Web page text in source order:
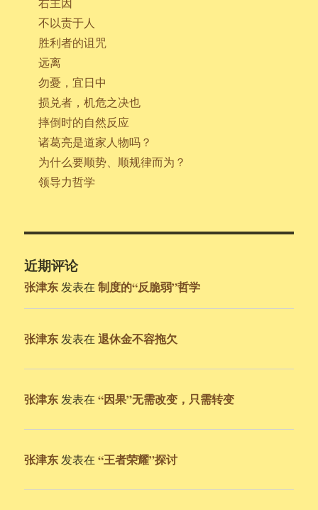
不以责于人
胜利者的诅咒
远离
勿憂，宜日中
损兑者，机危之决也
摔倒时的自然反应
诸葛亮是道家人物吗？
为什么要顺势、顺规律而为？
领导力哲学
近期评论
张津东 发表在制度的“反脆弱”哲学
张津东 发表在退休金不容拖欠
张津东 发表在“因果”无需改变，只需转变
张津东 发表在“王者荣耀”探讨